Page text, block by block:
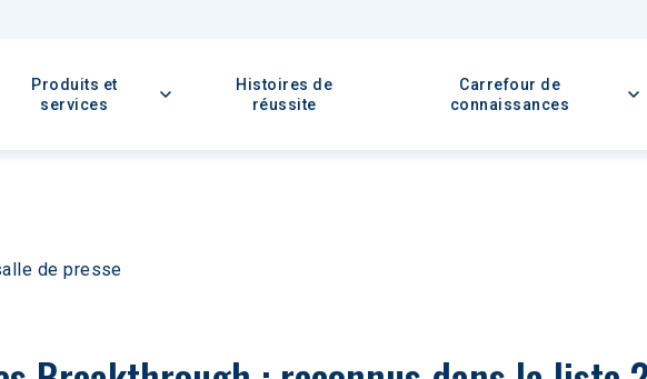
Produits et
services
Histoires de
réussite
Carrefour de
connaissances
de presse